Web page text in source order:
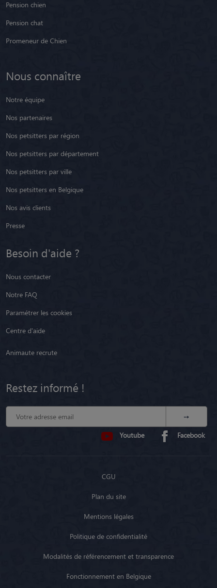
Pension chien
Pension chat
Promeneur de Chien
Nous connaître
Notre équipe
Nos partenaires
Nos petsitters par région
Nos petsitters par département
Nos petsitters par ville
Nos petsitters en Belgique
Nos avis clients
Presse
Besoin d'aide ?
Nous contacter
Notre FAQ
Paramétrer les cookies
Centre d'aide
Animaute recrute
Restez informé !
Youtube Facebook
CGU
Plan du site
Mentions légales
Politique de confidentialité
Modalités de référencement et transparence
Fonctionnement en Belgique